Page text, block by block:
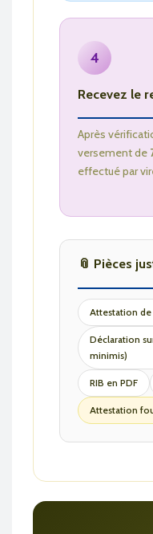
4
Recevez le
Après
versement de
effectué par
📎 Pièces
Attestation de
Déclaration
minimis)
RIB en PDF
Attestation